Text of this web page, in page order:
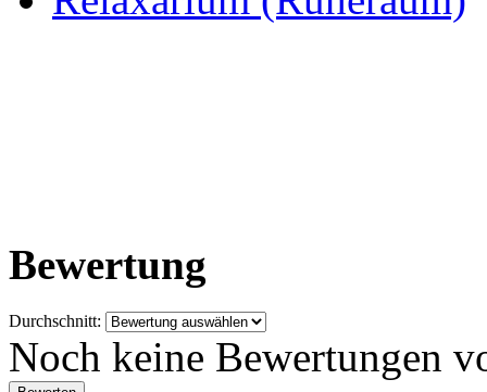
Bewertung
Durchschnitt:
Noch keine Bewertungen